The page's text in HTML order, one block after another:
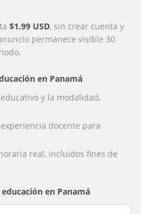
$1.99 USD, sin crear cuenta y
permanece visible 30
en Panamá
y la modalidad,
docente para
real, incluidos fines de
educación en Panamá